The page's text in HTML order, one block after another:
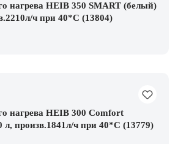
нагрева HEIB 350 SMART (белый)
ч при 40*С (13804)
нагрева HEIB 300 Comfort
произв.1841л/ч при 40*С (13779)